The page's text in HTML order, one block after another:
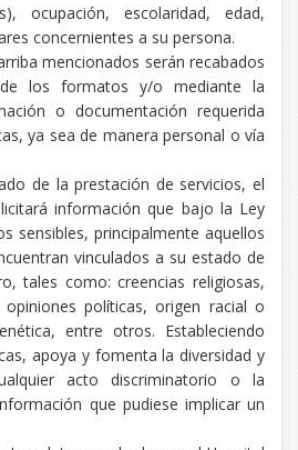
ocupación, escolaridad, edad,
concernientes a su persona.
mencionados serán recabados
los formatos y/o mediante la
o documentación requerida
ya sea de manera personal o vía
de la prestación de servicios, el
información que bajo la Ley
sensibles, principalmente aquellos
vinculados a su estado de
tales como: creencias religiosas,
opiniones políticas, origen racial o
entre otros. Estableciendo
apoya y fomenta la diversidad y
acto discriminatorio o la
que pudiese implicar un